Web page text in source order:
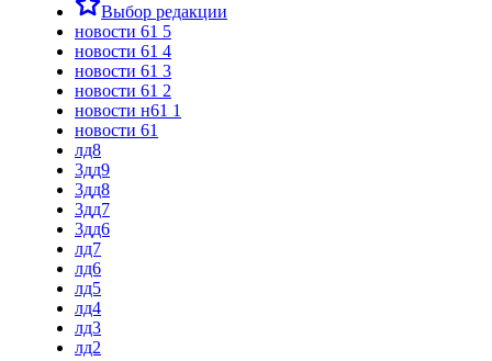
Выбор редакции
новости 61 5
новости 61 4
новости 61 3
новости 61 2
новости н61 1
новости 61
лд8
3дд9
3дд8
3дд7
3дд6
лд7
лд6
лд5
лд4
лд3
лд2